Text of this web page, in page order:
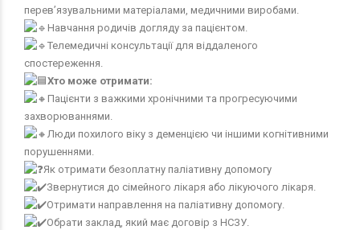
перев’язувальними матеріалами, медичними виробами.
Навчання родичів догляду за пацієнтом.
Телемедичні консультації для віддаленого
спостереження.
Хто може отримати:
Пацієнти з важкими хронічними та прогресуючими
захворюваннями.
Люди похилого віку з деменцією чи іншими когнітивними
порушеннями.
Як отримати безоплатну паліативну допомогу
Звернутися до сімейного лікаря або лікуючого лікаря.
Отримати направлення на паліативну допомогу.
Обрати заклад, який має договір з НСЗУ.